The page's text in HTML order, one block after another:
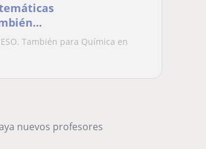
También para Química en
nuevos profesores